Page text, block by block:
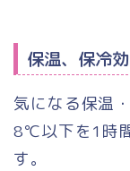
保温、保冷
気になる保温
8℃以下を1時
す。